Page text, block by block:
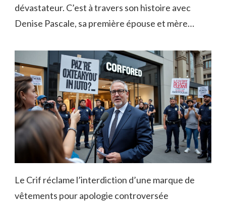
dévastateur. C’est à travers son histoire avec
Denise Pascale, sa première épouse et mère…
Le Crif réclame l’interdiction d’une marque de
vêtements pour apologie controversée